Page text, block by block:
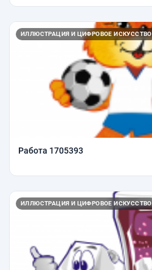
ИЛЛЮСТРАЦИЯ И ЦИФРОВОЕ ИСКУССТВО
Работа 1705393
ИЛЛЮСТРАЦИЯ И ЦИФРОВОЕ ИСКУССТВО